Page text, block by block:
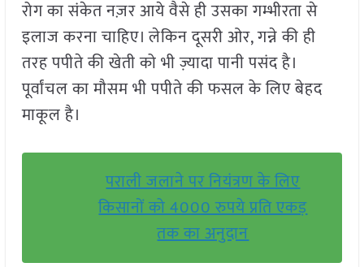
रोग का संकेत नज़र आये वैसे ही उसका गम्भीरता से
इलाज करना चाहिए। लेकिन दूसरी ओर, गन्ने की ही
तरह पपीते की खेती को भी ज़्यादा पानी पसंद है।
पूर्वांचल का मौसम भी पपीते की फसल के लिए बेहद
माकूल है।
पराली जलाने पर नियंत्रण के लिए
किसानों को 4000 रुपये प्रति एकड़
तक का अनुदान